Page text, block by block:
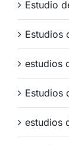
Estudio
Estudios
estudios
Estudios
estudios